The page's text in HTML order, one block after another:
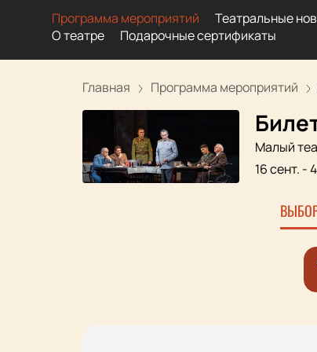
Программа мероприятий Театральные
О театре
Подарочные сертификаты
Главная Программа мероприятий
Малый
16 сент. -